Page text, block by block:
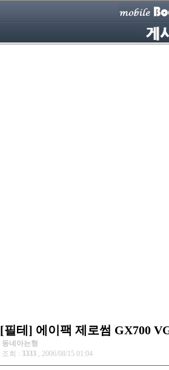
[필테] 에이팩 제로썸 GX700
동네아는형
조회 : 3333 , 2006/08/15 01:04